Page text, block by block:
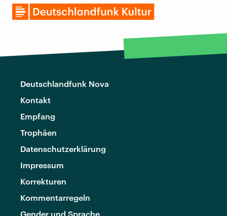
Deutschlandfunk Nova
Kontakt
Empfang
Trophäen
Datenschutzerklärung
Impressum
Korrekturen
Kommentarregeln
Gender und Sprache